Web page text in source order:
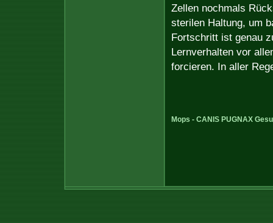
Zellen nochmals
sterilen Haltung, um
Fortschritt ist genau
Lernverhalten vor
forcieren. In aller
Mops - CANIS PUGNAX